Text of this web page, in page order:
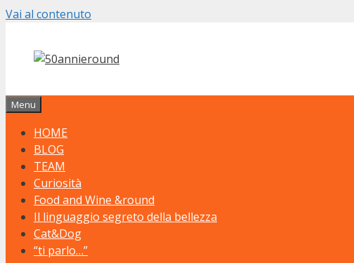
Vai al contenuto
Menu
HOME
BLOG
TEAM
Curiosità
Food and Wine &round
Il linguaggio segreto della bellezza
Cat&Dog
“ti parlo…”